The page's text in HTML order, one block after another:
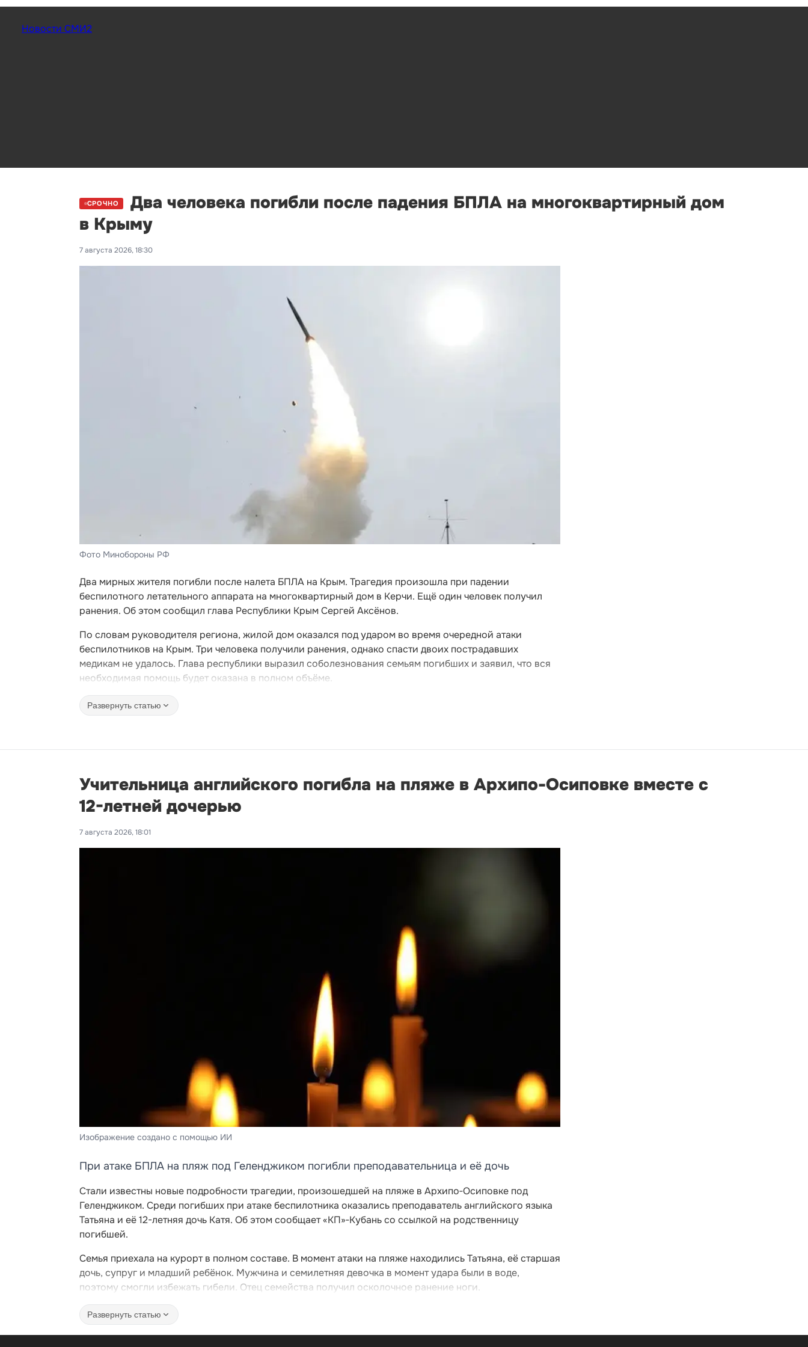
Новости СМИ2
СРОЧНО
Два человека погибли после падения БПЛА на многоквартирный дом
в Крыму
7 августа 2026, 18:30
Фото Минобороны РФ
Два мирных жителя погибли после налета БПЛА на Крым. Трагедия произошла при падении
беспилотного летательного аппарата на многоквартирный дом в Керчи. Ещё один человек получил
ранения. Об этом сообщил глава Республики Крым Сергей Аксёнов.
По словам руководителя региона, жилой дом оказался под ударом во время очередной атаки
беспилотников на Крым. Три человека получили ранения, однако спасти двоих пострадавших
медикам не удалось. Глава республики выразил соболезнования семьям погибших и заявил, что вся
необходимая помощь будет оказана в полном объёме.
Развернуть статью
Учительница английского погибла на пляже в Архипо-Осиповке вместе с
12-летней дочерью
7 августа 2026, 18:01
Изображение создано с помощью ИИ
При атаке БПЛА на пляж под Геленджиком погибли преподавательница и её дочь
Стали известны новые подробности трагедии, произошедшей на пляже в Архипо‑Осиповке под
Геленджиком. Среди погибших при атаке беспилотника оказались преподаватель английского языка
Татьяна и её 12-летняя дочь Катя. Об этом сообщает «КП»‑Кубань со ссылкой на родственницу
погибшей.
Семья приехала на курорт в полном составе. В момент атаки на пляже находились Татьяна, её старшая
дочь, супруг и младший ребёнок. Мужчина и семилетняя девочка в момент удара были в воде,
поэтому смогли избежать гибели. Отец семейства получил осколочное ранение ноги.
Развернуть статью